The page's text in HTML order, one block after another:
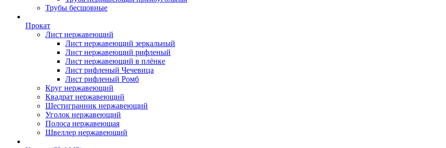
Трубы бесшовные
Прокат
Лист нержавеющий
Лист нержавеющий зеркальный
Лист нержавеющий рифленый
Лист нержавеющий в плёнке
Лист рифленый Чечевица
Лист рифленый Ромб
Круг нержавеющий
Квадрат нержавеющий
Шестигранник нержавеющий
Уголок нержавеющий
Полоса нержавеющая
Швеллер нержавеющий